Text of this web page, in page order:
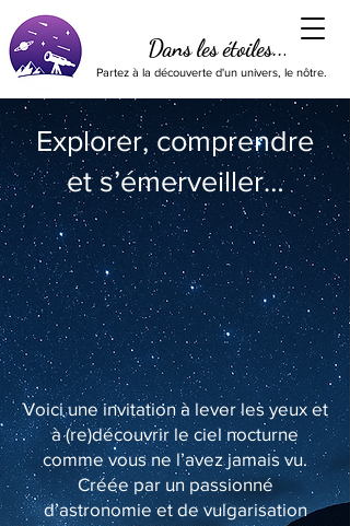
Dans les étoiles...
Partez à la découverte d'un univers, le nôtre.
Explorer, comprendre
et s’émerveiller…
Voici une invitation à lever les yeux et
à (re)découvrir le ciel nocturne
comme vous ne l’avez jamais vu.
Créée par un passionné
d’astronomie et de vulgarisation